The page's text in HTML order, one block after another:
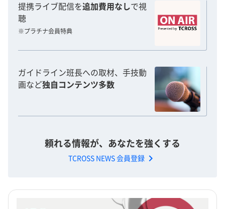
提携ライブ配信を追加費用なしで視
聴
※プラチナ会員特典
ガイドライン班長への取材、手技動
画など独自コンテンツ多数
頼れる情報が、あなたを強くする
TCROSS NEWS 会員登録 chevron_right